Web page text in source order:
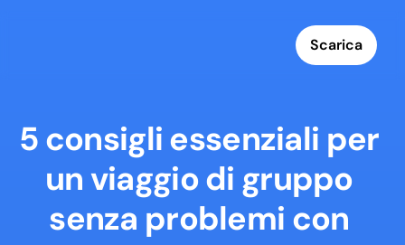
Scarica
5 consigli essenziali per
un viaggio di gruppo
senza problemi con